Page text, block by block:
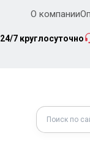
О компании
24/7 круглосуточно